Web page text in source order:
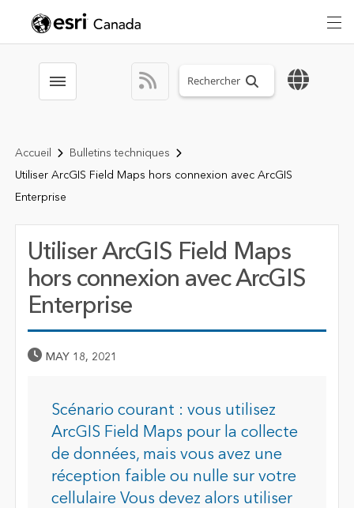
Toggle menubar Search sitewide
Accueil
Bulletins techniques
Utiliser ArcGIS Field Maps hors connexion avec ArcGIS
Enterprise
Utiliser ArcGIS Field Maps
hors connexion avec ArcGIS
Enterprise
Published Date
MAY 18, 2021
Scénario courant : vous utilisez
ArcGIS Field Maps pour la collecte
de données, mais vous avez une
réception faible ou nulle sur votre
cellulaire Vous devez alors utiliser